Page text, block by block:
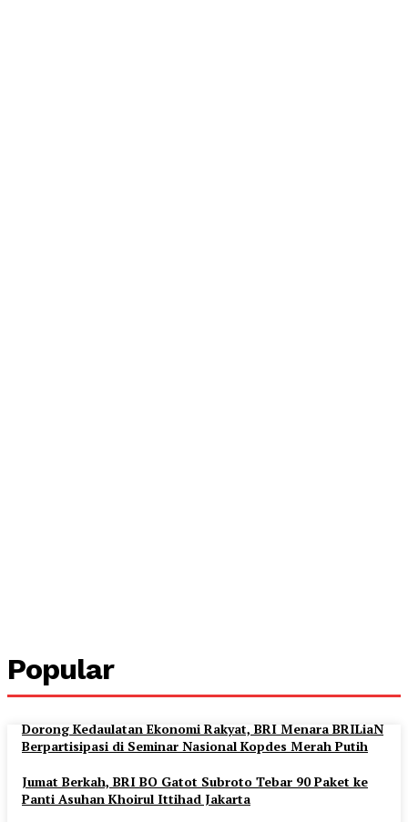
Popular
Dorong Kedaulatan Ekonomi Rakyat, BRI Menara BRILiaN
Berpartisipasi di Seminar Nasional Kopdes Merah Putih
Jumat Berkah, BRI BO Gatot Subroto Tebar 90 Paket ke
Panti Asuhan Khoirul Ittihad Jakarta